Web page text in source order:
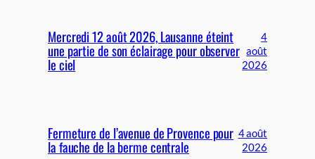
Mercredi 12 août 2026, Lausanne éteint
une partie de son éclairage pour observer
le ciel
4
août
2026
Fermeture de l’avenue de Provence pour
la fauche de la berme centrale
4 août
2026